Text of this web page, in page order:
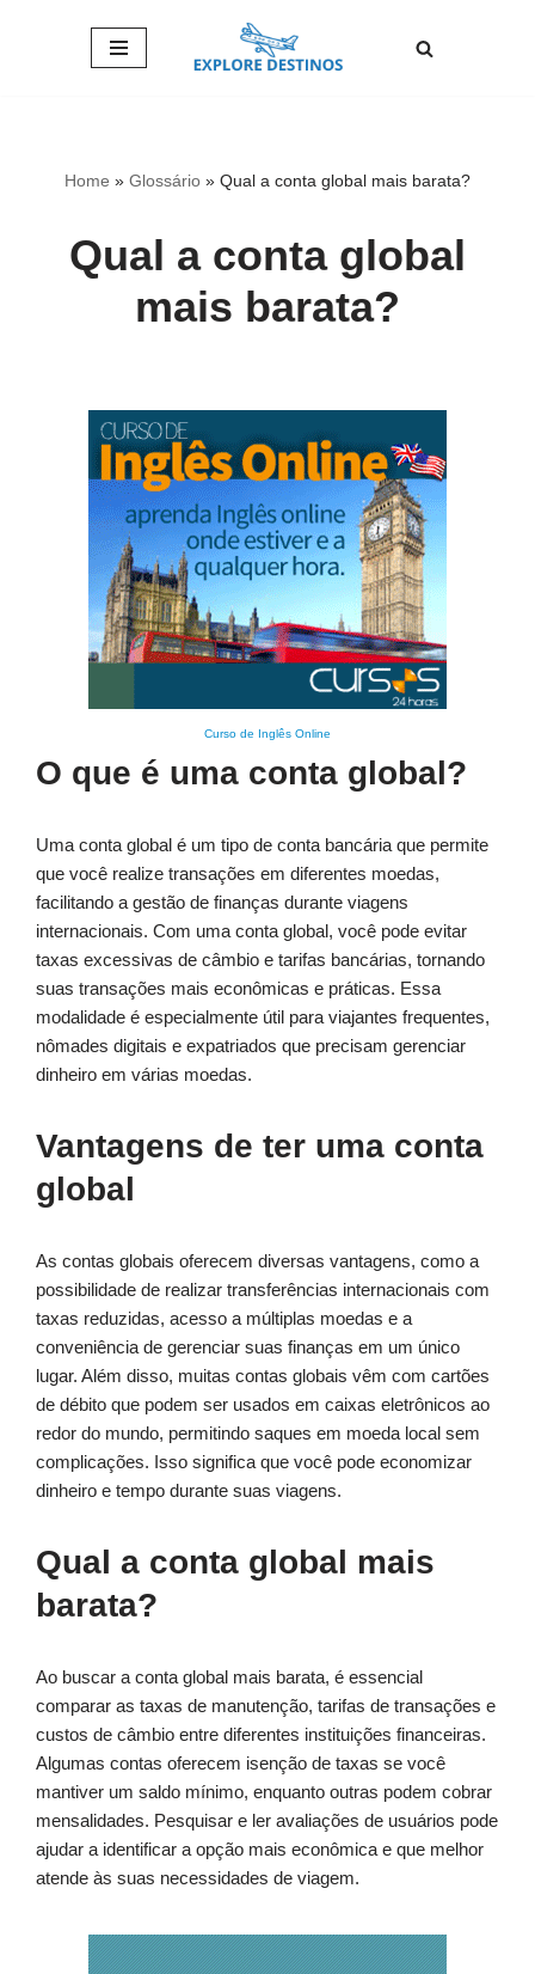
Home » Glossário » Qual a conta global mais barata?
Qual a conta global
mais barata?
Curso de Inglês Online
O que é uma conta global?
Uma conta global é um tipo de conta bancária que permite
que você realize transações em diferentes moedas,
facilitando a gestão de finanças durante viagens
internacionais. Com uma conta global, você pode evitar
taxas excessivas de câmbio e tarifas bancárias, tornando
suas transações mais econômicas e práticas. Essa
modalidade é especialmente útil para viajantes frequentes,
nômades digitais e expatriados que precisam gerenciar
dinheiro em várias moedas.
Vantagens de ter uma conta
global
As contas globais oferecem diversas vantagens, como a
possibilidade de realizar transferências internacionais com
taxas reduzidas, acesso a múltiplas moedas e a
conveniência de gerenciar suas finanças em um único
lugar. Além disso, muitas contas globais vêm com cartões
de débito que podem ser usados em caixas eletrônicos ao
redor do mundo, permitindo saques em moeda local sem
complicações. Isso significa que você pode economizar
dinheiro e tempo durante suas viagens.
Qual a conta global mais
barata?
Ao buscar a conta global mais barata, é essencial
comparar as taxas de manutenção, tarifas de transações e
custos de câmbio entre diferentes instituições financeiras.
Algumas contas oferecem isenção de taxas se você
mantiver um saldo mínimo, enquanto outras podem cobrar
mensalidades. Pesquisar e ler avaliações de usuários pode
ajudar a identificar a opção mais econômica e que melhor
atende às suas necessidades de viagem.